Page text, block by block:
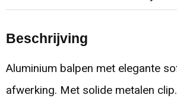
Beschrijving
Aluminium balpen met elegante
afwerking. Met solide metalen